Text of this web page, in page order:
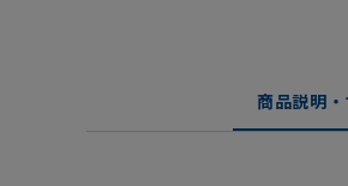
商品説明